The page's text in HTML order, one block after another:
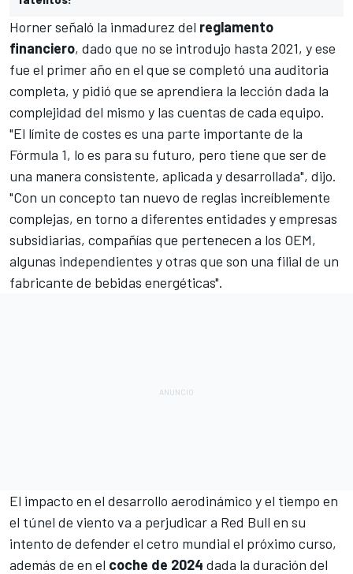
Horner señaló la inmadurez del reglamento
financiero, dado que no se introdujo hasta 2021, y ese
fue el primer año en el que se completó una auditoria
completa, y pidió que se aprendiera la lección dada la
complejidad del mismo y las cuentas de cada equipo.
"El límite de costes es una parte importante de la
Fórmula 1, lo es para su futuro, pero tiene que ser de
una manera consistente, aplicada y desarrollada", dijo.
"Con un concepto tan nuevo de reglas increíblemente
complejas, en torno a diferentes entidades y empresas
subsidiarias, compañías que pertenecen a los OEM,
algunas independientes y otras que son una filial de un
fabricante de bebidas energéticas".
El impacto en el desarrollo aerodinámico y el tiempo en
el túnel de viento va a perjudicar a Red Bull en su
intento de defender el cetro mundial el próximo curso,
además de en el coche de 2024 dada la duración del